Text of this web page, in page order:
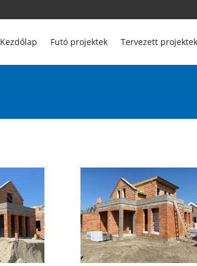
Kezdőlap Futó projektek Tervezett projektek